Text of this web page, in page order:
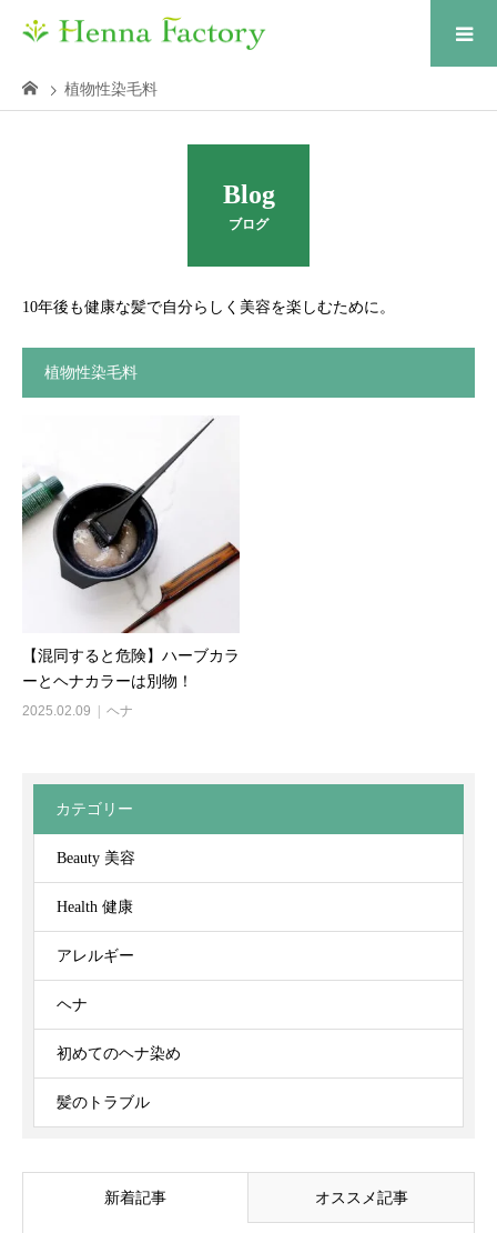
植物性染毛料
Blog
ブログ
10年後も健康な髪で自分らしく美容を楽しむために。
植物性染毛料
【混同すると危険】ハーブカラ
ーとヘナカラーは別物！
2025.02.09 ヘナ
カテゴリー
Beauty 美容
Health 健康
アレルギー
ヘナ
初めてのヘナ染め
髪のトラブル
新着記事 オススメ記事